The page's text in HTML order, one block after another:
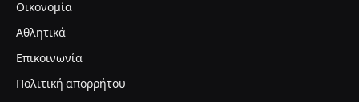
Οικονομία
Αθλητικά
Επικοινωνία
Πολιτική απορρήτου